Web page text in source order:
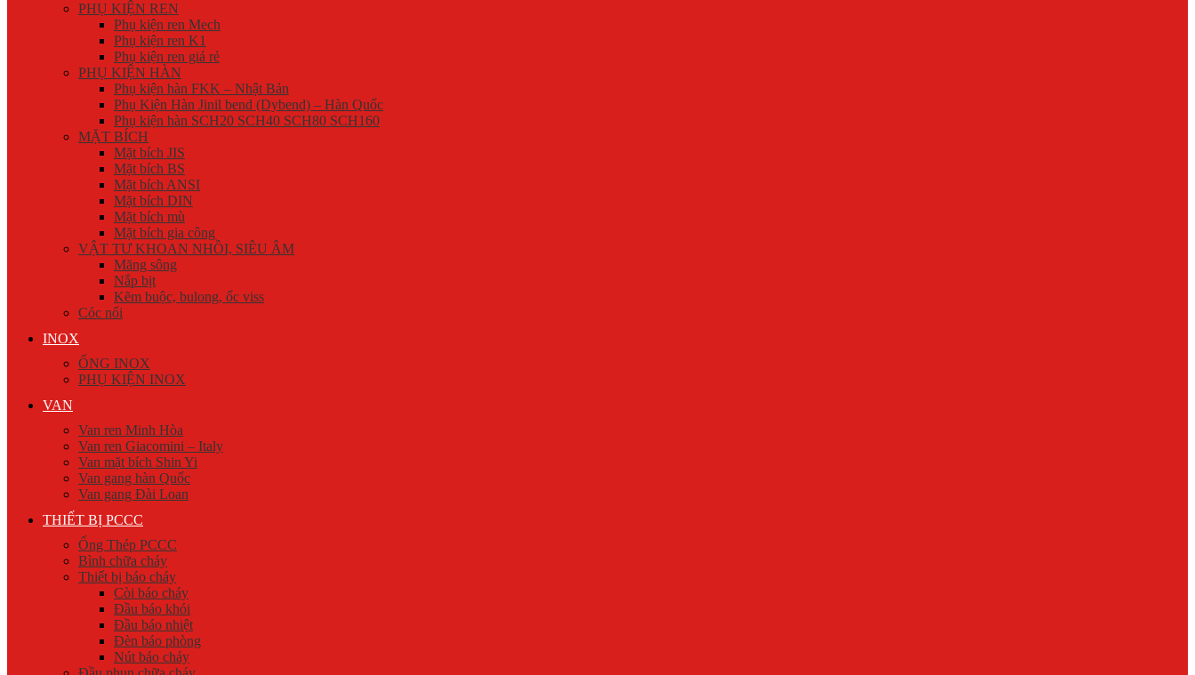
PHỤ KIỆN REN
Phụ kiện ren Mech
Phụ kiện ren K1
Phụ kiện ren giá rẻ
PHỤ KIỆN HÀN
Phụ kiện hàn FKK – Nhật Bản
Phụ Kiện Hàn Jinil bend (Dybend) – Hàn Quốc
Phụ kiện hàn SCH20 SCH40 SCH80 SCH160
MẶT BÍCH
Mặt bích JIS
Mặt bích BS
Mặt bích ANSI
Mặt bích DIN
Mặt bích mù
Mặt bích gia công
VẬT TƯ KHOAN NHỒI, SIÊU ÂM
Măng sông
Nắp bịt
Kẽm buộc, bulong, ốc viss
Cóc nối
INOX
ỐNG INOX
PHỤ KIỆN INOX
VAN
Van ren Minh Hòa
Van ren Giacomini – Italy
Van mặt bích Shin Yi
Van gang hàn Quốc
Van gang Đài Loan
THIẾT BỊ PCCC
Ống Thép PCCC
Bình chữa cháy
Thiết bị báo cháy
Còi báo cháy
Đầu báo khói
Đầu báo nhiệt
Đèn báo phòng
Nút báo cháy